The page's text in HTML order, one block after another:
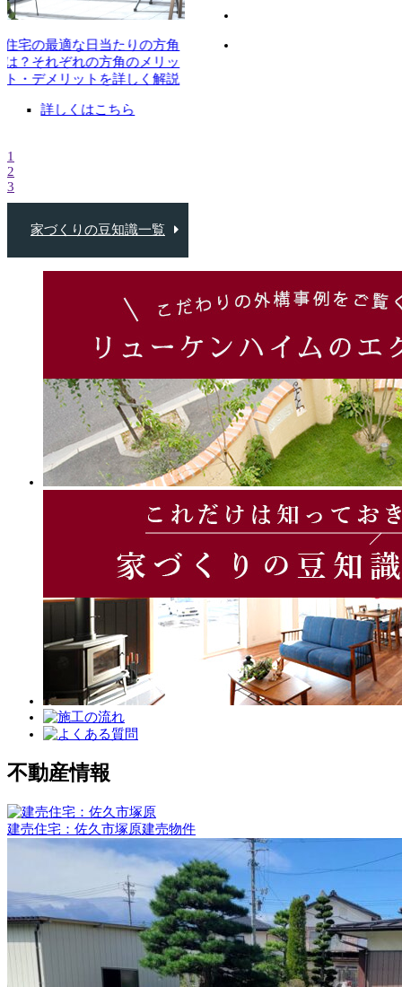
二世帯住宅は家族のライフス
タイルに合わせた選択が重
要！メリット・デメリット、
住宅の
は？そ
ト・デ
詳
1
2
3
家づくりの豆知識一覧
不動産情報
建売住宅：佐久市塚原建売物件